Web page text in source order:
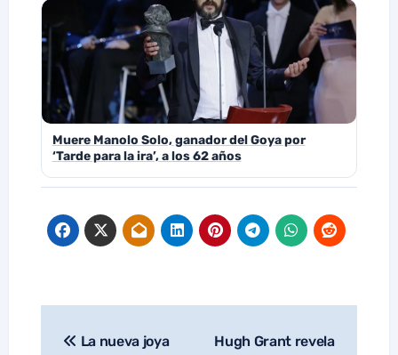
Muere Manolo Solo, ganador del Goya por
‘Tarde para la ira’, a los 62 años
Navegación
La nueva joya
Hugh Grant revela